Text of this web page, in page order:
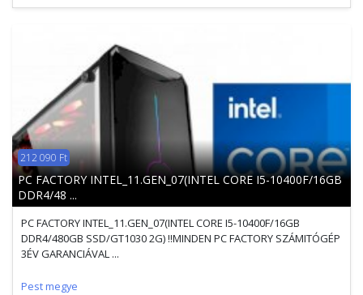
212 090 Ft
PC FACTORY INTEL_11.GEN_07(INTEL CORE I5-10400F/16GB
DDR4/48 ...
PC FACTORY INTEL_11.GEN_07(INTEL CORE I5-10400F/16GB
DDR4/480GB SSD/GT1030 2G) !!MINDEN PC FACTORY SZÁMITÓGÉP
3ÉV GARANCIÁVAL ...
Pest megye